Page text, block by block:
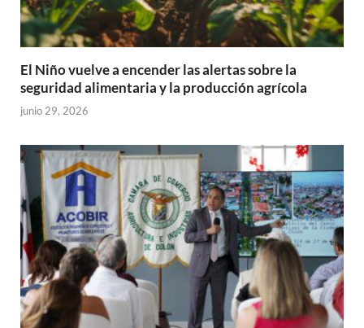
El Niño vuelve a encender las alertas sobre la
seguridad alimentaria y la producción agrícola
junio 29, 2026